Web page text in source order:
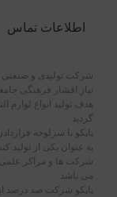
اطلاعات تماس
نیاز اقشار فرهنگی
هدف تولید انواع لوازم
گردید
پاپکو با سرلوحه
به عنوان یکی از تولید
شرکت ها و مراکز علمی
می باشد
پاپکو شرکت صد درصد